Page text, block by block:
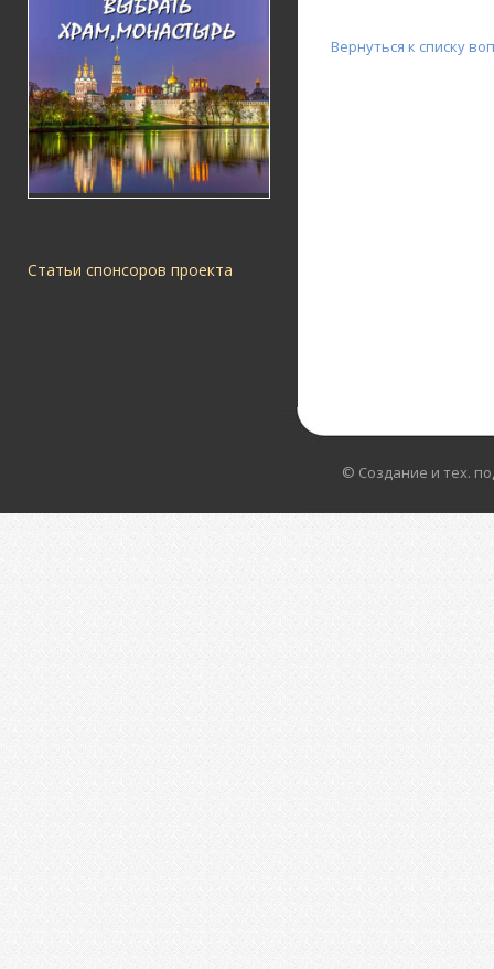
Статьи спонсоров проекта
Вернуться к списку
© Создание и тех.